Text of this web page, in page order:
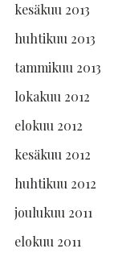
kesäkuu 2013
huhtikuu 2013
tammikuu 2013
lokakuu 2012
elokuu 2012
kesäkuu 2012
huhtikuu 2012
joulukuu 2011
elokuu 2011